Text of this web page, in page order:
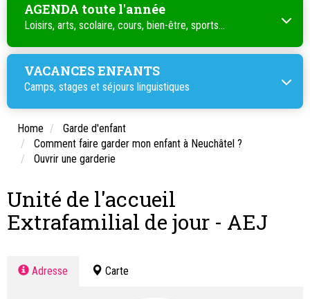
AGENDA toute l'année
Loisirs, arts, scolaire, cours, bien-être, sports...
VACANCES ENFANTS
Camps, stages et séjours linguistiques
Home
Garde d'enfant
Comment faire garder mon enfant à Neuchâtel ?
Ouvrir une garderie
Unité de l'accueil
Extrafamilial de jour - AEJ
Adresse Carte